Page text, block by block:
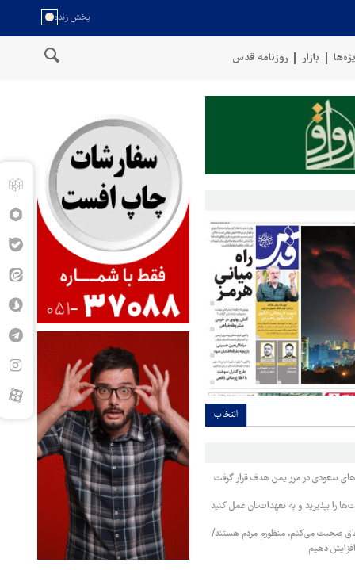
بازار روزنامه قدس
عمان
انتخاب
سعودی در مرز یمن هدف قرار گرفت
را بپذیرید و به تعهدات‌تان عمل کنید
صحبت می‌کنم، منظورم مردم هستند/
افزایش دهیم